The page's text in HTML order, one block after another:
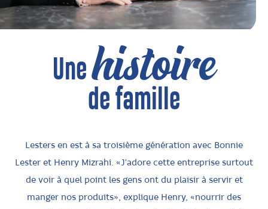
Unehistoire
de famille
Lesters en est à sa troisième génération avec Bonnie
Lester et Henry Mizrahi. «J'adore cette entreprise surtout
de voir à quel point les gens ont du plaisir à servir et
manger nos produits», explique Henry, «nourrir des